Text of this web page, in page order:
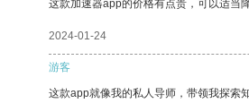
这款加速器app的价格有点贵，可以适当
2024-01-24
游客
这款app就像我的私人导师，带领我探索